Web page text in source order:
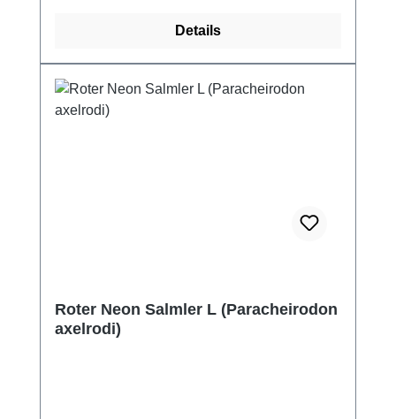
Details
Roter Neon Salmler L (Paracheirodon
axelrodi)